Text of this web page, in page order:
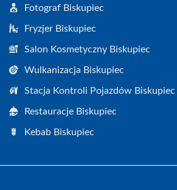
Fotograf Biskupiec
Fryzjer Biskupiec
Salon Kosmetyczny Biskupiec
Wulkanizacja Biskupiec
Stacja Kontroli Pojazdów Biskupiec
Restauracje Biskupiec
Kebab Biskupiec